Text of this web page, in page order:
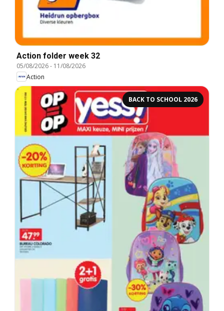
Action folder week 32
05/08/2026- 11/08/2026
Action
BACK TO SCHOOL 2026